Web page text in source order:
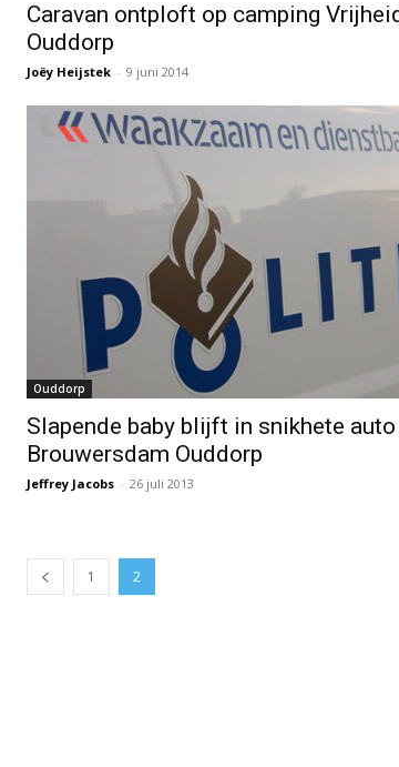
Caravan ontploft op camping
Ouddorp
Joëy Heijstek - 9 juni 2014
Ouddorp
Slapende baby blijft in snikhete
Brouwersdam Ouddorp
Jeffrey Jacobs - 26 juli 2013
1 2